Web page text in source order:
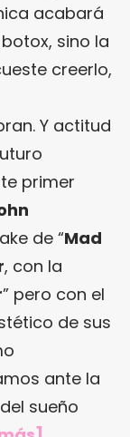
acabará
sino la
creerlo,
Y actitud
primer
de “Mad
, con la
” pero con el
de sus
ante la
sueño